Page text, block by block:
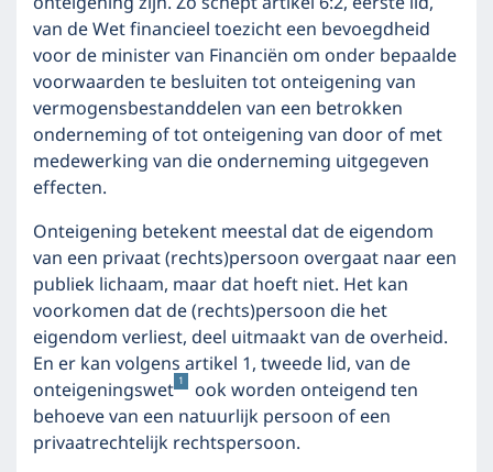
van de Wet financieel toezicht een bevoegdheid
voor de minister van Financiën om onder bepaalde
voorwaarden te besluiten tot onteigening van
vermogensbestanddelen van een betrokken
onderneming of tot onteigening van door of met
medewerking van die onderneming uitgegeven
effecten.
Onteigening betekent meestal dat de eigendom
van een privaat (rechts)persoon overgaat naar een
publiek lichaam, maar dat hoeft niet. Het kan
voorkomen dat de (rechts)persoon die het
eigendom verliest, deel uitmaakt van de overheid.
En er kan volgens artikel 1, tweede lid, van de
onteigeningswet 1
ook worden onteigend ten
behoeve van een natuurlijk persoon of een
privaatrechtelijk rechtspersoon.